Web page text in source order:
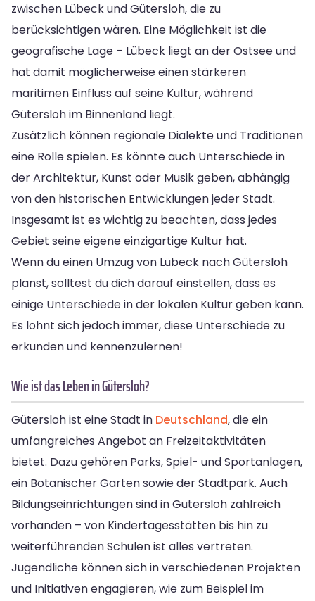
zwischen Lübeck und Gütersloh, die zu
berücksichtigen wären. Eine Möglichkeit ist die
geografische Lage – Lübeck liegt an der Ostsee und
hat damit möglicherweise einen stärkeren
maritimen Einfluss auf seine Kultur, während
Gütersloh im Binnenland liegt.
Zusätzlich können regionale Dialekte und Traditionen
eine Rolle spielen. Es könnte auch Unterschiede in
der Architektur, Kunst oder Musik geben, abhängig
von den historischen Entwicklungen jeder Stadt.
Insgesamt ist es wichtig zu beachten, dass jedes
Gebiet seine eigene einzigartige Kultur hat.
Wenn du einen Umzug von Lübeck nach Gütersloh
planst, solltest du dich darauf einstellen, dass es
einige Unterschiede in der lokalen Kultur geben kann.
Es lohnt sich jedoch immer, diese Unterschiede zu
erkunden und kennenzulernen!
Wie ist das Leben in Gütersloh?
Gütersloh ist eine Stadt in Deutschland, die ein
umfangreiches Angebot an Freizeitaktivitäten
bietet. Dazu gehören Parks, Spiel- und Sportanlagen,
ein Botanischer Garten sowie der Stadtpark. Auch
Bildungseinrichtungen sind in Gütersloh zahlreich
vorhanden – von Kindertagesstätten bis hin zu
weiterführenden Schulen ist alles vertreten.
Jugendliche können sich in verschiedenen Projekten
und Initiativen engagieren, wie zum Beispiel im